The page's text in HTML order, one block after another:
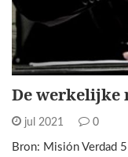
De werkelijke
jul 2021 0
Bron: Misión Verdad